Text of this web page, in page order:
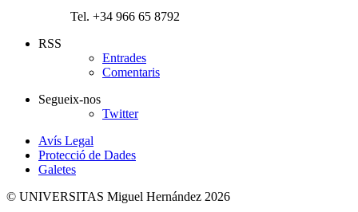
Tel. +34 966 65 8792
RSS
Entrades
Comentaris
Segueix-nos
Twitter
Avís Legal
Protecció de Dades
Galetes
© UNIVERSITAS Miguel Hernández 2026